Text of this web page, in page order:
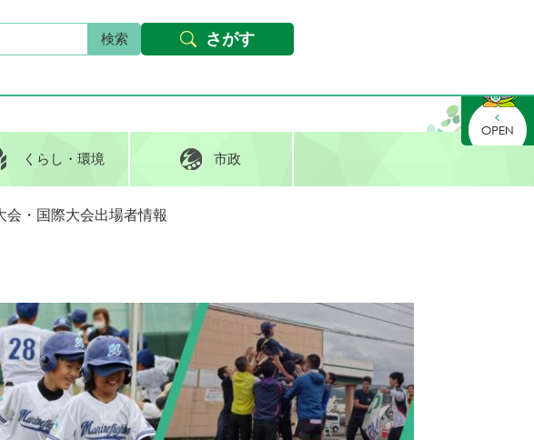
本文へ Foreign languages
検索G
o
e
カ
ス
くらし ・環境 市政
さがす
会・国際大会出場者情報